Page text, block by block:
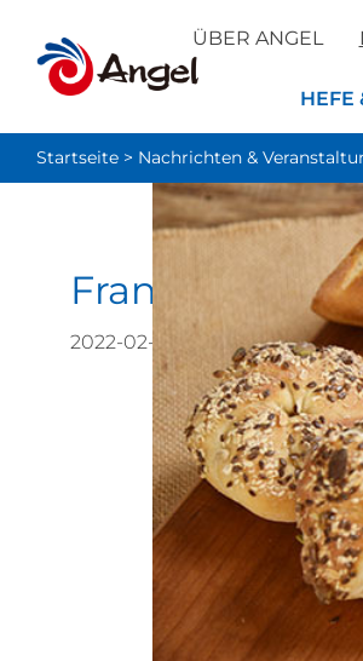
ÜBER ANGEL
HEFE
Startseite > Nachrichten &
Französische
2022-02-15 04:36:00